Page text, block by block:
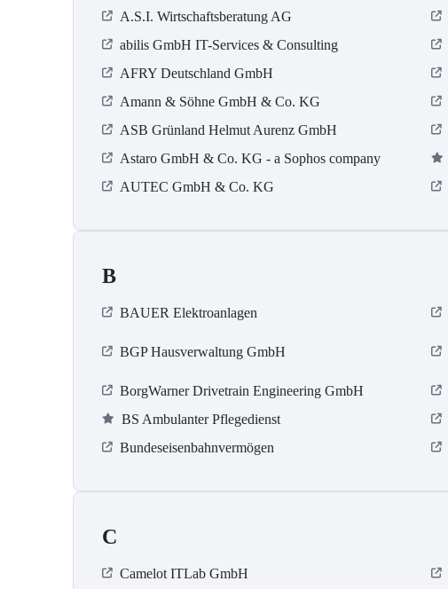
A.S.I. Wirtschaftsberatung AG
abilis GmbH IT-Services & Consulting
AFRY Deutschland GmbH
Amann & Söhne GmbH & Co. KG
ASB Grün­land Helmut Au­renz GmbH
Astaro GmbH & Co. KG - a Sophos company
AUTEC GmbH & Co. KG
B
BAUER Elektroanlagen
BGP Hausverwaltung GmbH
BorgWarner Drivetrain Engineering GmbH
BS Ambulanter Pflegedienst
Bundeseisenbahnvermögen
C
Camelot ITLab GmbH